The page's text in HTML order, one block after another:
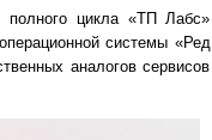
полного цикла «ТП Лабс»
системы «Ред
аналогов сервисов